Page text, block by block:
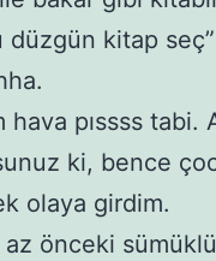
düzgün kitap
hava pıssss tabi.
ki, bence
olaya girdim.
az önceki